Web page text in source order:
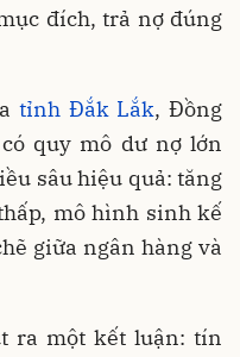
đích, trả nợ đúng
tỉnh Đắk Lắk, Đồng
quy mô dư nợ lớn
sâu hiệu quả: tăng
mô hình sinh kế
giữa ngân hàng và
ra một kết luận: tín